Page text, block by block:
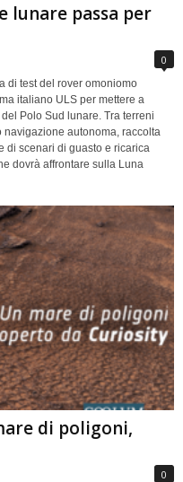
lunare passa per
0
di test del rover omoniomo
italiano ULS per mettere a
Polo Sud lunare. Tra terreni
autonoma, raccolta
di scenari di guasto e ricarica
dovrà affrontare sulla Luna
di poligoni,
0